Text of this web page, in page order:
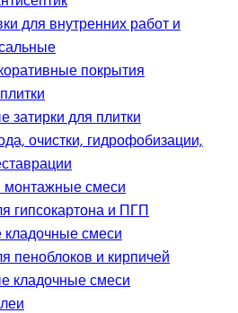
для внутренних работ и
покрытия
затирки для плитки
очистки, гидрофобизации,
смеси
гипсокартона и ПГП
смеси
пеноблоков и кирпичей
кладочные смеси